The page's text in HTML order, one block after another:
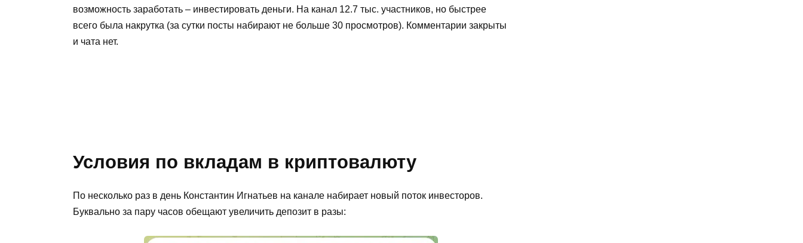
возможность заработать – инвестировать деньги. На канал 12.7 тыс. участников, но быстрее
всего была накрутка (за сутки посты набирают не больше 30 просмотров). Комментарии закрыты
и чата нет.
Условия по вкладам в криптовалюту
По несколько раз в день Константин Игнатьев на канале набирает новый поток инвесторов.
Буквально за пару часов обещают увеличить депозит в разы: